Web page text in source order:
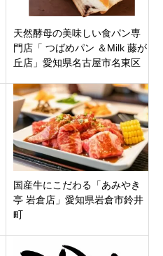
天然酵母の美味しい食パン専
門店「 つばめパン ＆Milk 藤が
丘店」愛知県名古屋市名東区
国産牛にこだわる「あみやき
亭 岩倉店」愛知県岩倉市鈴井
町